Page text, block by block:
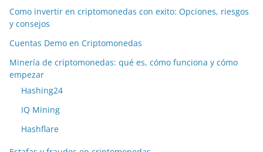
Como invertir en criptomonedas con exito: Opciones, riesgos
y consejos
Cuentas Demo en Criptomonedas
Minería de criptomonedas: qué es, cómo funciona y cómo
empezar
Hashing24
IQ Mining
Hashflare